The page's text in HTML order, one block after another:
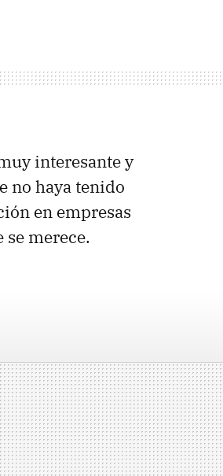
interesante y
no haya tenido
en empresas
merece.